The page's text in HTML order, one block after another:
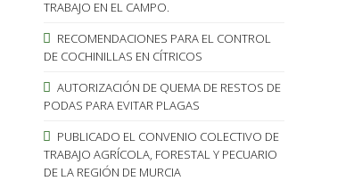
TRABAJO EN EL CAMPO.
RECOMENDACIONES PARA EL CONTROL
DE COCHINILLAS EN CÍTRICOS
AUTORIZACIÓN DE QUEMA DE RESTOS DE
PODAS PARA EVITAR PLAGAS
PUBLICADO EL CONVENIO COLECTIVO DE
TRABAJO AGRÍCOLA, FORESTAL Y PECUARIO
DE LA REGIÓN DE MURCIA